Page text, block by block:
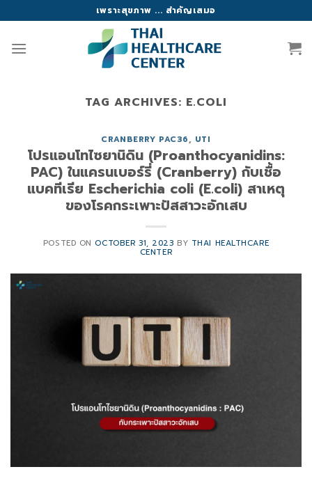
to
content
เพราะสุขภาพ ... สำคัญเสมอ
TAG ARCHIVES: E.COLI
CRANBERRY PAC36, UTI
โปรแอนโทไซยานิดิน (Proanthocyanidins:
PAC) ในแครนเบอร์รี่ (Cranberry) กับเชื้อ
แบคทีเรีย Escherichia coli (E.coli) สาเหตุ
ของโรคกระเพาะปัสสาวะอักเสบ
POSTED ONOCTOBER 31, 2023 BY THAI HEALTHCARE
CENTER